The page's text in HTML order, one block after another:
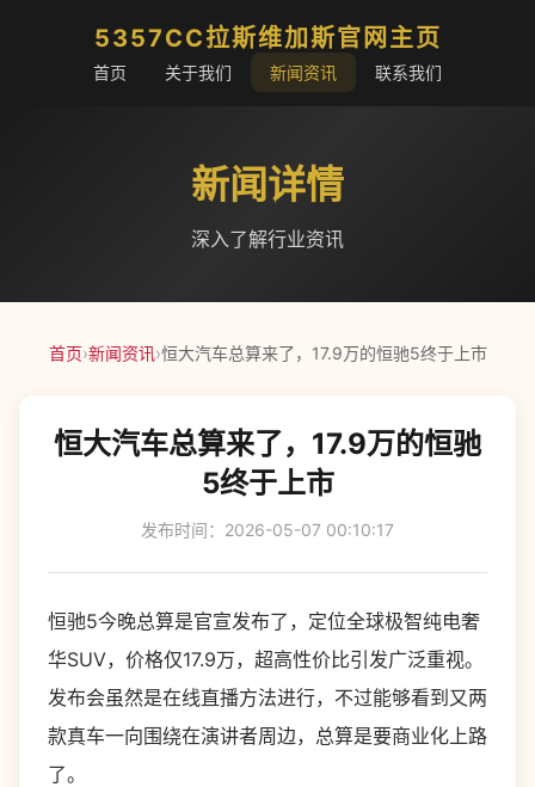
5357CC拉斯维加斯官网主页
首页 关于我们 新闻资讯 联系我们
新闻详情
深入了解行业资讯
首页›新闻资讯›恒大汽车总算来了，17.9万的恒驰5终于上市
恒大汽车总算来了，17.9万的恒驰
5终于上市
发布时间：2026-05-07 00:10:17
恒驰5今晚总算是官宣发布了，定位全球极智纯电奢
华SUV，价格仅17.9万，超高性价比引发广泛重视。
发布会虽然是在线直播方法进行，不过能够看到又两
款真车一向围绕在演讲者周边，总算是要商业化上路
了。